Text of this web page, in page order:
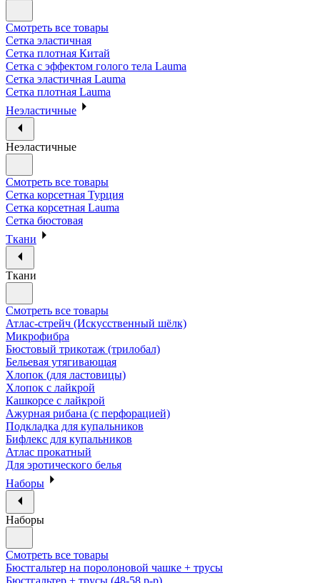
Смотреть все товары
Сетка эластичная
Сетка плотная Китай
Сетка с эффектом голого тела Lauma
Сетка эластичная Lauma
Сетка плотная Lauma
Неэластичные
Неэластичные
Смотреть все товары
Сетка корсетная Турция
Сетка корсетная Lauma
Сетка бюстовая
Ткани
Ткани
Смотреть все товары
Атлас-стрейч (Искусственный шёлк)
Микрофибра
Бюстовый трикотаж (трилобал)
Бельевая утягивающая
Хлопок (для ластовицы)
Хлопок с лайкрой
Кашкорсе с лайкрой
Ажурная рибана (с перфорацией)
Подкладка для купальников
Бифлекс для купальников
Атлас прокатный
Для эротического белья
Наборы
Наборы
Смотреть все товары
Бюстгальтер на поролоновой чашке + трусы
Бюстгальтер + трусы (48-58 р-р)